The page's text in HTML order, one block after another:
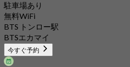
駐車場あり
無料WiFi
BTS トンロー駅
BTSエカマイ
今すぐ予約